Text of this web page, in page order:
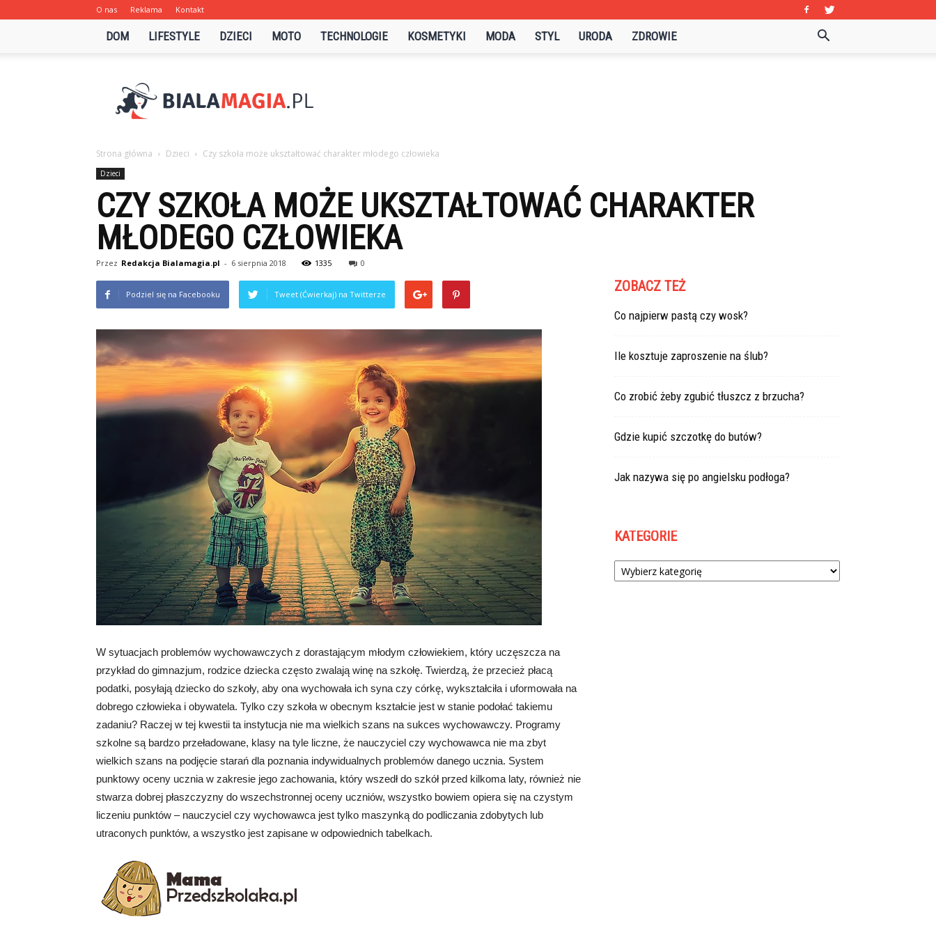
O nas Reklama Kontakt
DOM LIFESTYLE DZIECI MOTO TECHNOLOGIE KOSMETYKI MODA STYL URODA ZDROWIE
Strona główna Dzieci Czy szkoła może ukształtować charakter młodego człowieka
Dzieci
CZY SZKOŁA MOŻE UKSZTAŁTOWAĆ CHARAKTER
MŁODEGO CZŁOWIEKA
Przez Redakcja Bialamagia.pl - 6 sierpnia 2018 1335 0
Podziel się na Facebooku Tweet (Ćwierkaj) na Twitterze
W sytuacjach problemów wychowawczych z dorastającym młodym człowiekiem, który uczęszcza na
przykład do gimnazjum, rodzice dziecka często zwalają winę na szkołę. Twierdzą, że przecież płacą
podatki, posyłają dziecko do szkoły, aby ona wychowała ich syna czy córkę, wykształciła i uformowała na
dobrego człowieka i obywatela. Tylko czy szkoła w obecnym kształcie jest w stanie podołać takiemu
zadaniu? Raczej w tej kwestii ta instytucja nie ma wielkich szans na sukces wychowawczy. Programy
szkolne są bardzo przeładowane, klasy na tyle liczne, że nauczyciel czy wychowawca nie ma zbyt
wielkich szans na podjęcie starań dla poznania indywidualnych problemów danego ucznia. System
punktowy oceny ucznia w zakresie jego zachowania, który wszedł do szkół przed kilkoma laty, również nie
stwarza dobrej płaszczyzny do wszechstronnej oceny uczniów, wszystko bowiem opiera się na czystym
liczeniu punktów – nauczyciel czy wychowawca jest tylko maszynką do podliczania zdobytych lub
utraconych punktów, a wszystko jest zapisane w odpowiednich tabelkach.
ZOBACZ TEŻ
Co najpierw pastą czy wosk?
Ile kosztuje zaproszenie na ślub?
Co zrobić żeby zgubić tłuszcz z brzucha?
Gdzie kupić szczotkę do butów?
Jak nazywa się po angielsku podłoga?
KATEGORIE
Kategorie